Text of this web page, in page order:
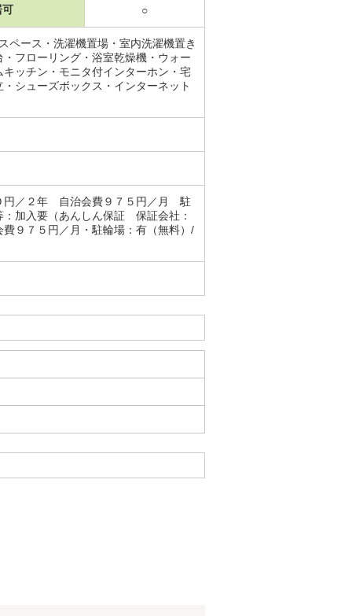
可 ○
ペース・洗濯機置場・室内洗濯機置き
フローリング・浴室乾燥機・ウォー
ッチン・モニタ付インターホン・宅
シューズボックス・インターネット
円／２年 自治会費９７５円／月 駐
加入要（あんしん保証 保証会社：
９７５円／月・駐輪場：有（無料）/